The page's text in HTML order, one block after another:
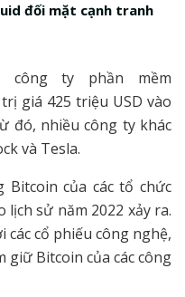
đối mặt cạnh tranh
ty phần mềm
giá 425 triệu USD vào
đó, nhiều công ty khác
và Tesla.
của các tổ chức
sử năm 2022 xảy ra.
các cổ phiếu công nghệ,
giữ Bitcoin của các công